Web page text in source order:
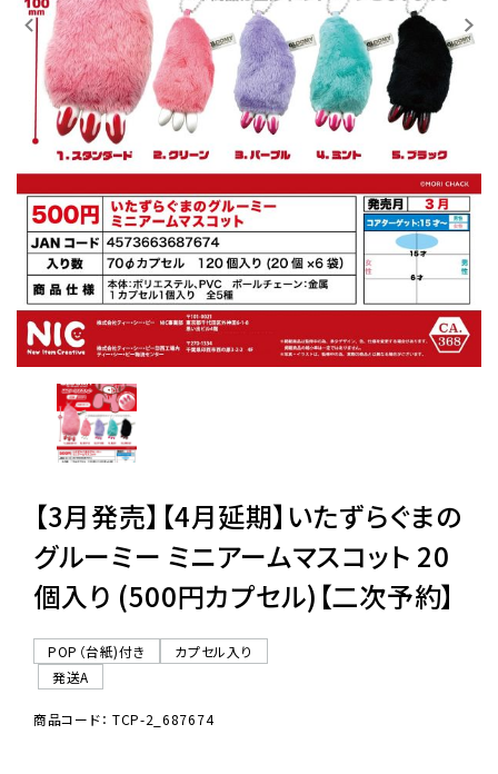
レンタル
景品・玩具・文具
販促用カプセルトイ
よくあるご質問
ご利用ガイド
06-6282-7659
【3月発売】【4月延期】いたずらぐまの
グルーミー ミニアームマスコット 20
個入り (500円カプセル)【二次予約】
POP（台紙)付き
カプセル入り
発送A
商品コード： TCP-2_687674